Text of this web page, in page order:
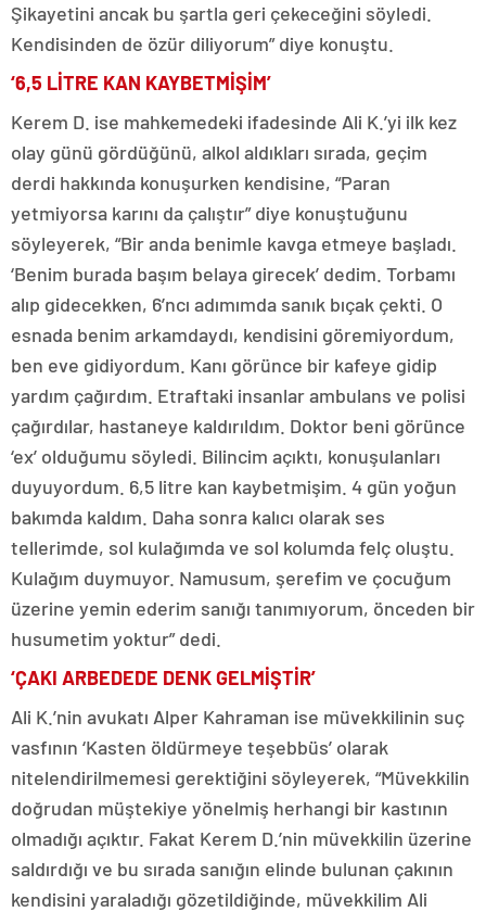
Şikayetini ancak bu şartla geri çekeceğini söyledi.
Kendisinden de özür diliyorum” diye konuştu.
‘6,5 LİTRE KAN KAYBETMİŞİM’
Kerem D. ise mahkemedeki ifadesinde Ali K.’yi ilk kez
olay günü gördüğünü, alkol aldıkları sırada, geçim
derdi hakkında konuşurken kendisine, “Paran
yetmiyorsa karını da çalıştır” diye konuştuğunu
söyleyerek, “Bir anda benimle kavga etmeye başladı.
‘Benim burada başım belaya girecek’ dedim. Torbamı
alıp gidecekken, 6’ncı adımımda sanık bıçak çekti. O
esnada benim arkamdaydı, kendisini göremiyordum,
ben eve gidiyordum. Kanı görünce bir kafeye gidip
yardım çağırdım. Etraftaki insanlar ambulans ve polisi
çağırdılar, hastaneye kaldırıldım. Doktor beni görünce
‘ex’ olduğumu söyledi. Bilincim açıktı, konuşulanları
duyuyordum. 6,5 litre kan kaybetmişim. 4 gün yoğun
bakımda kaldım. Daha sonra kalıcı olarak ses
tellerimde, sol kulağımda ve sol kolumda felç oluştu.
Kulağım duymuyor. Namusum, şerefim ve çocuğum
üzerine yemin ederim sanığı tanımıyorum, önceden bir
husumetim yoktur” dedi.
‘ÇAKI ARBEDEDE DENK GELMİŞTİR’
Ali K.’nin avukatı Alper Kahraman ise müvekkilinin suç
vasfının ‘Kasten öldürmeye teşebbüs’ olarak
nitelendirilmemesi gerektiğini söyleyerek, “Müvekkilin
doğrudan müştekiye yönelmiş herhangi bir kastının
olmadığı açıktır. Fakat Kerem D.’nin müvekkilin üzerine
saldırdığı ve bu sırada sanığın elinde bulunan çakının
kendisini yaraladığı gözetildiğinde, müvekkilim Ali